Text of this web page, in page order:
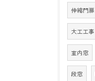
伸縮門扉
大工工事
室内窓
段窓